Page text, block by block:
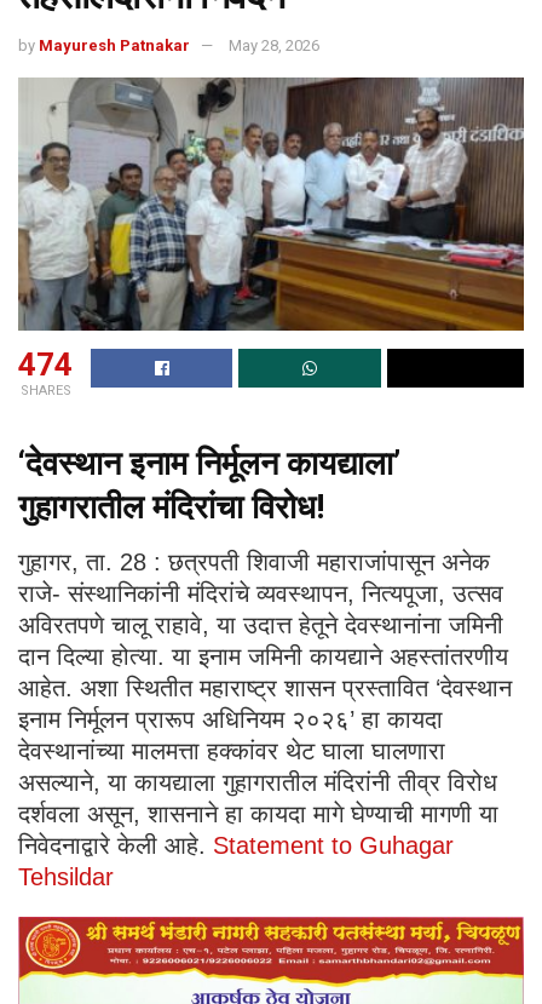
by Mayuresh Patnakar May 28, 2026
474
SHARES
‘देवस्थान इनाम निर्मूलन कायद्याला’
गुहागरातील मंदिरांचा विरोध!
गुहागर, ता. 28 : छत्रपती शिवाजी महाराजांपासून अनेक
राजे- संस्थानिकांनी मंदिरांचे व्यवस्थापन, नित्यपूजा, उत्सव
अविरतपणे चालू राहावे, या उदात्त हेतूने देवस्थानांना जमिनी
दान दिल्या होत्या. या इनाम जमिनी कायद्याने अहस्तांतरणीय
आहेत. अशा स्थितीत महाराष्ट्र शासन प्रस्तावित ‘देवस्थान
इनाम निर्मूलन प्रारूप अधिनियम २०२६’ हा कायदा
देवस्थानांच्या मालमत्ता हक्कांवर थेट घाला घालणारा
असल्याने, या कायद्याला गुहागरातील मंदिरांनी तीव्र विरोध
दर्शवला असून, शासनाने हा कायदा मागे घेण्याची मागणी या
निवेदनाद्वारे केली आहे. Statement to Guhagar
Tehsildar